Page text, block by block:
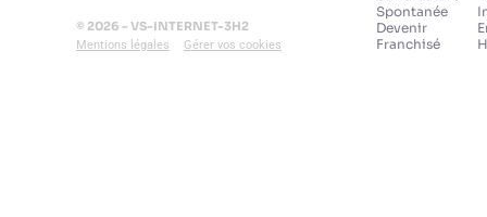
© 2026 - VS-INTERNET-3H2
Mentions légales Gérer vos cookies
Spontanée
Devenir
Franchisé